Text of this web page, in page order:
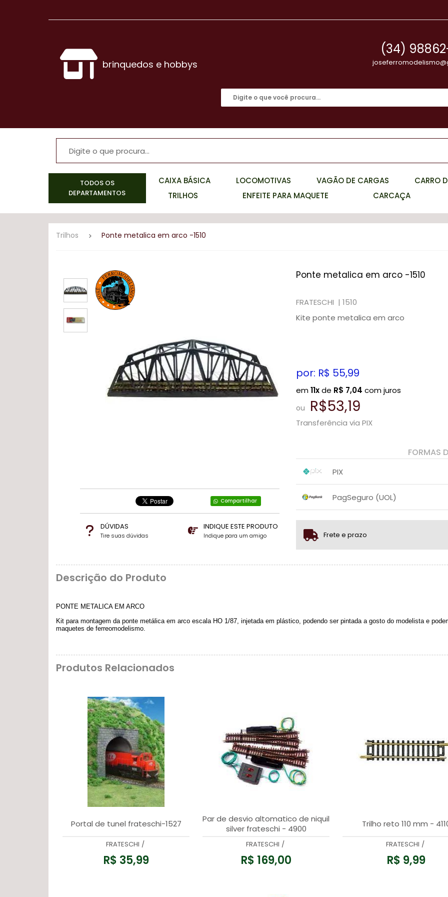
brinquedos e hobbys
(34)
TODOS OS
DEPARTAMENTOS
CAIXA BÁSICA LOCOMOTIVAS VAGÃO DE CARGAS CARRO
TRILHOS
ENFEITE PARA MAQUETE CARCAÇA
Trilhos Ponte metalica em arco -1510
Compartilhar
DÚVIDAS
Tire suas dúvidas
INDIQUE ESTE PRODUTO
Indique para um amigo
Ponte metalica em arco -1510
FRATESCHI | 1510
Kite ponte metalica em arco
por: R$ 55,99
em11xde R$ 7,04 com juros
ou R$53,19
Transferência via PIX
FORMAS
PIX
PagSeguro (UOL)
3x com juros de R$ 20,39
Frete e prazo
Descrição do Produto
PONTE METALICA EM ARCO
Kit para montagem da ponte metálica em arco escala HO 1/87, injetada em plástico, podendo ser pintada a gosto do modelista e
maquetes de ferreomodelismo.
Produtos Relacionados
Portal de tunel frateschi-1527
FRATESCHI /
R$ 35,99
Par de desvio altomatico de niquil
silver frateschi - 4900
FRATESCHI /
R$ 169,00
Trilho reto 110 mm -
FRATESCHI /
R$ 9,99